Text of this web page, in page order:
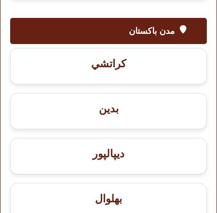
مدن باكستان
كراتشي
بدین
دیپالپور
بھلوال